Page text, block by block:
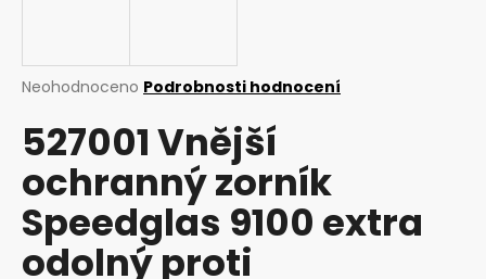
Průměrné
produktu
je
z
5
hvězdiček.
Neohodnoceno Podrobnosti hodnocení
527001 Vnější
ochranný zorník
Speedglas 9100 extra
odolný proti
j
í
?
HLEDAT